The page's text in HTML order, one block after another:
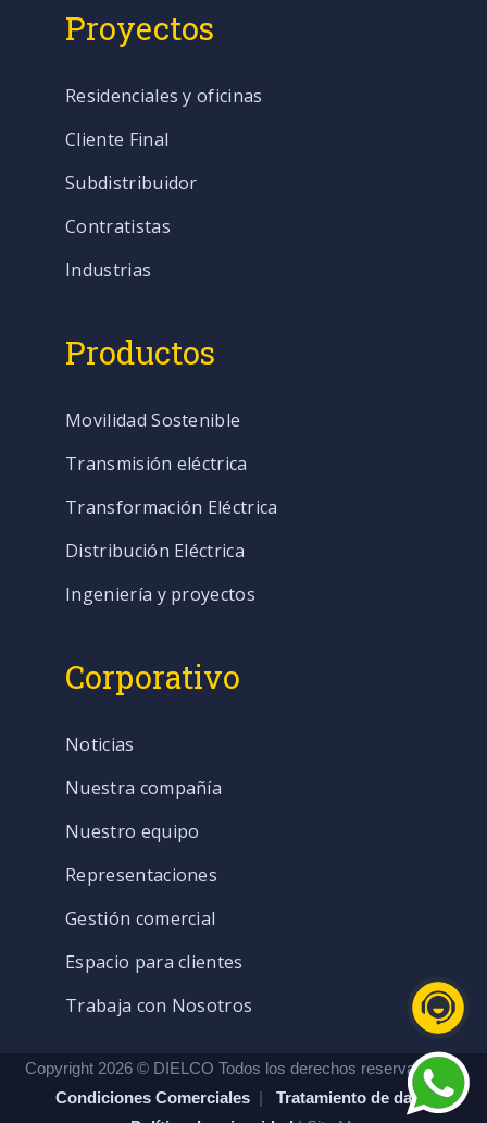
Proyectos
Residenciales y oficinas
Cliente Final
Subdistribuidor
Contratistas
Industrias
Productos
Movilidad Sostenible
Transmisión eléctrica
Transformación Eléctrica
Distribución Eléctrica
Ingeniería y proyectos
Corporativo
Noticias
Nuestra compañía
Nuestro equipo
Representaciones
Gestión comercial
Espacio para clientes
Trabaja con Nosotros
Copyright 2026 © DIELCO Todos los derechos reservados. |
Condiciones Comerciales | Tratamiento de datos